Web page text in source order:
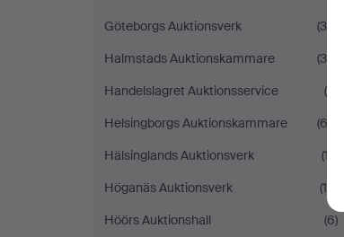
Göteborgs Auktionsverk
(34)
Halmstads Auktionskammare
(39)
Handelslagret Auktionsservice
(8)
Helsingborgs Auktionskammare
(62)
Hälsinglands Auktionsverk
(17)
Höganäs Auktionsverk
(10)
Höörs Auktionshall
(6)